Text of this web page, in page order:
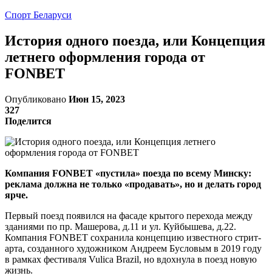
Спорт Беларуси
История одного поезда, или Концепция
летнего оформления города от
FONBET
Опубликовано Июн 15, 2023
327
Поделится
Компания FONBET «пустила» поезда по всему Минску:
реклама должна не только «продавать», но и делать город
ярче.
Первый поезд появился на фасаде крытого перехода между
зданиями по пр. Машерова, д.11 и ул. Куйбышева, д.22.
Компания FONBET сохранила концепцию известного стрит-
арта, созданного художником Андреем Бусловым в 2019 году
в рамках фестиваля Vulica Brazil, но вдохнула в поезд новую
жизнь.